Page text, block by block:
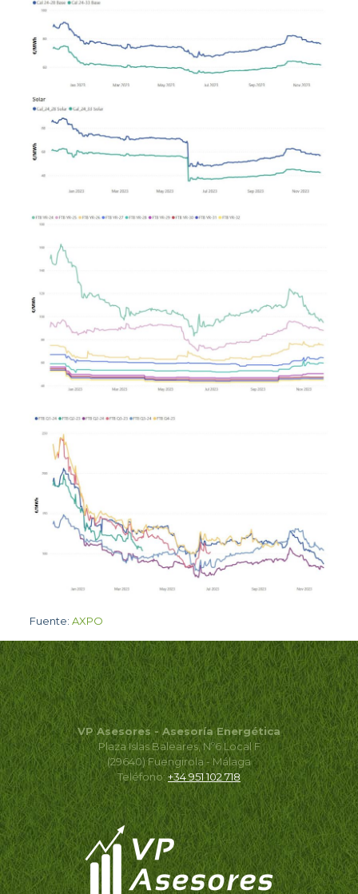
Fuente: AXPO
VP Asesores - Asesoría Energética
Plaza Islas Baleares, Nº6 Local F
(29640) Fuengirola - Málaga
Teléfono:+34 951 102 718